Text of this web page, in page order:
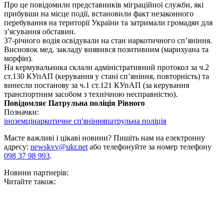
Про це повідомили представників міграційної служби, які
прибувши на місце події, встановили факт незаконного
перебування на території України та затримали громадян для
з’ясування обставин.
37-річного водія освідували на стан наркотичного сп’яніння.
Висновок мед. закладу виявився позитивним (марихуана та
морфін).
На кермувальника склали адміністративний протокол за ч.2
ст.130 КУпАП (керування у стані сп’яніння, повторність) та
винесли постанову за ч.1 ст.121 КУпАП (за керування
транспортним засобом з технічною несправністю).
Повідомляє Патрульна поліція Рівного
Позначки:
іноземцінаркотичне сп'янінняпатрульна поліція
Маєте важливі і цікаві новини? Пишіть нам на електронну
адресу: newskvv@ukr.netабо телефонуйте за номер телефону
098 37 98 993.
Новини партнерів:
Читайте також: